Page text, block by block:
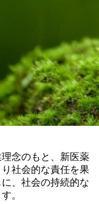
念のもと、新医薬
社会的な責任を果
、社会の持続的な
。